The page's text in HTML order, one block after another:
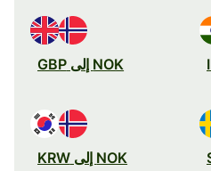
NOK إلى GBP
NOK إلى KRW